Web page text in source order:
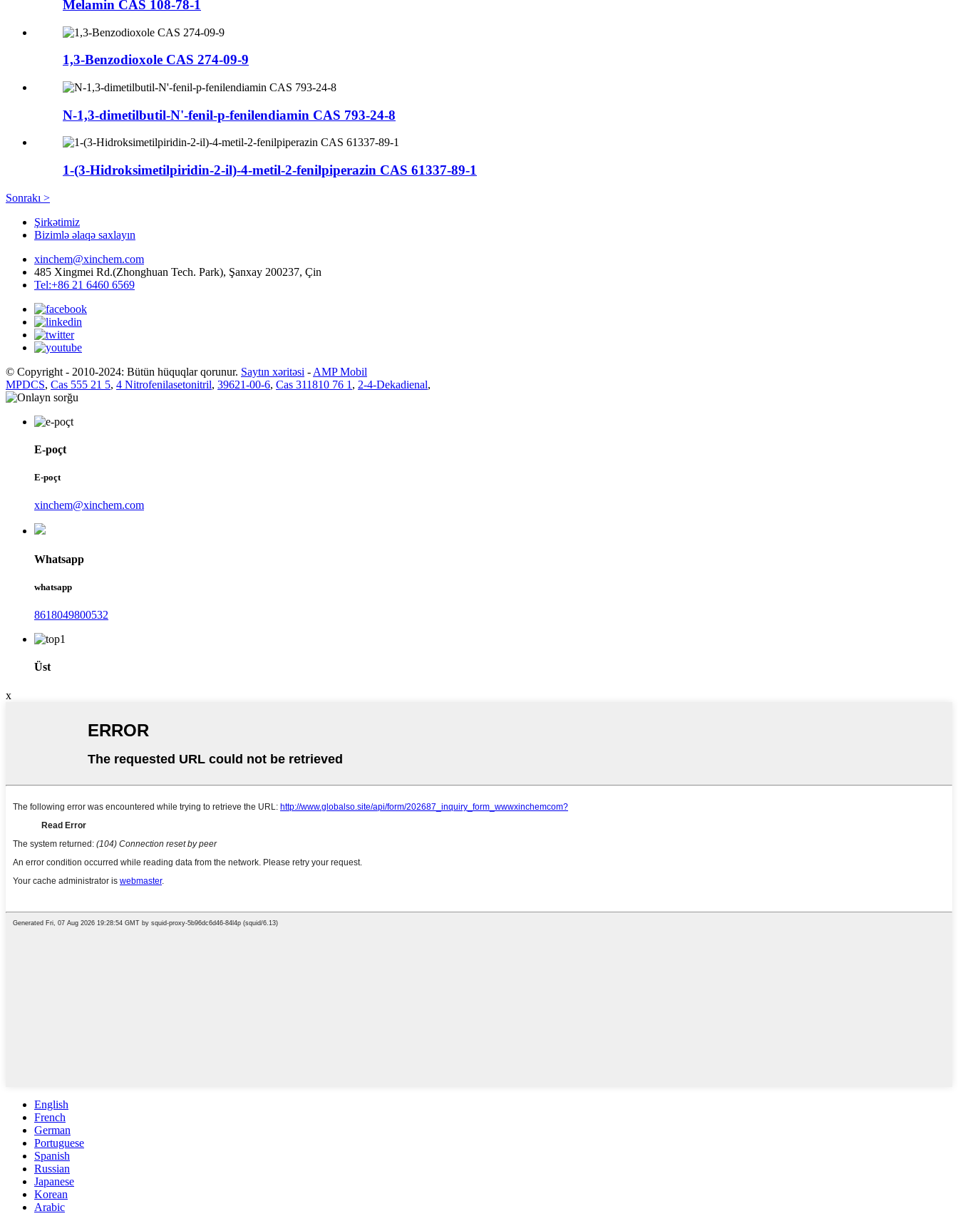
Melamin CAS 108-78-1
1,3-Benzodioxole CAS 274-09-9
N-1,3-dimetilbutil-N'-fenil-p-fenilendiamin CAS 793-24-8
1-(3-Hidroksimetilpiridin-2-il)-4-metil-2-fenilpiperazin CAS 61337-89-1
Sonrakı >
Şirkətimiz
Bizimlə əlaqə saxlayın
xinchem@xinchem.com
485 Xingmei Rd.(Zhonghuan Tech. Park), Şanxay 200237, Çin
Tel:+86 21 6460 6569
© Copyright - 2010-2024: Bütün hüquqlar qorunur. Saytın xəritəsi - AMP Mobil
MPDCS, Cas 555 21 5, 4 Nitrofenilasetonitril, 39621-00-6, Cas 311810 76 1 , 2-4-Dekadienal,
E-poçt
E-poçt
xinchem@xinchem.com
Whatsapp
whatsapp
8618049800532
Üst
x
English
French
German
Portuguese
Spanish
Russian
Japanese
Korean
Arabic